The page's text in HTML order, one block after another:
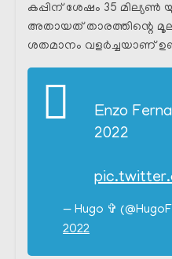
കപ്പിന് ശേഷം 35 മില്യൺ
അതായത് താരത്തിന്റെ
ശതമാനം വളർച്ചയാണ്
Enzo
2022
— Hugo ✞
2022